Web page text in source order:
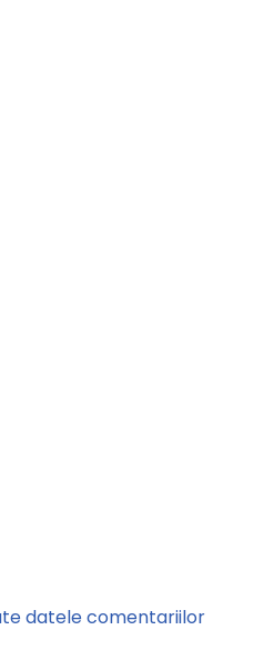
datele comentariilor